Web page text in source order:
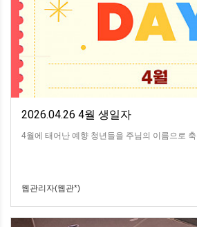
2026.04.26 4월 생일자
4월에 태어난 예향 청년들을 주님의 이름으로
웹관리자(웹관*)